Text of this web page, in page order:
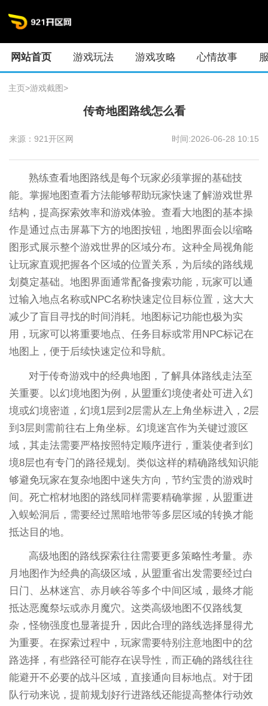
网站首页 游戏玩法 游戏攻略 心情故事
主页>游戏截图>
传奇地图路线怎么看
来源：921开区网 时间:2026-06-28 10:15
熟练查看地图路线是每个玩家必须掌握的基础技
能。掌握地图查看方法能够帮助玩家快速了解游戏世界
结构，提高探索效率和游戏体验。查看大地图的基本操
作是通过点击屏幕下方的地图按钮，地图界面会以缩略
图形式展示整个游戏世界的区域分布。这种全局视角能
让玩家直观把握各个区域的位置关系，为后续的路线规
划奠定基础。地图界面通常配备搜索功能，玩家可以通
过输入地点名称或NPC名称快速定位目标位置，这大大
减少了盲目寻找的时间消耗。地图标记功能也极为实
用，玩家可以将重要地点、任务目标或常用NPC标记在
地图上，便于后续快速定位和导航。
对于传奇游戏中的经典地图，了解具体路线走法至
关重要。以幻境地图为例，从盟重幻境使者处可进入幻
境或幻境密道，幻境1层到2层需从左上角坐标进入，2层
到3层则需前往右上角坐标。幻境迷宫作为关键过渡区
域，其走法需要严格按照特定顺序进行，重装使者到幻
境8层也有专门的路径规划。类似这样的精确路线知识能
够避免玩家在复杂地图中迷失方向，节约宝贵的游戏时
间。死亡棺材地图的路线同样需要精确掌握，从盟重进
入蜈蚣洞后，需要经过黑暗地带等多层区域的转换才能
抵达目的地。
高级地图的路线探索往往需要更多策略性考量。赤
月地图作为经典的高级区域，从盟重省出发需要经过白
日门、丛林迷宫、赤月峡谷等多个中间区域，最终才能
抵达恶魔祭坛或赤月魔穴。这类高级地图不仅路线复
杂，怪物强度也显著提升，因此合理的路线选择显得尤
为重要。在探索过程中，玩家需要特别注意地图中的岔
路选择，有些路径可能存在误导性，而正确的路线往往
能避开不必要的战斗区域，直接通向目标地点。对于团
队行动来说，提前规划好行进路线还能提高整体行动效